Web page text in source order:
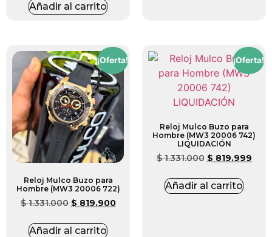
Añadir al carrito
¡Oferta!
Reloj Mulco Buzo para
Hombre (MW3 20006 722)
$1.331.000 $ 819.900
Añadir al carrito
¡Oferta!
Reloj Mulco Buzo para
Hombre (MW3 20006 742)
LIQUIDACIÓN
$1.331.000 $ 819.999
Añadir al carrito